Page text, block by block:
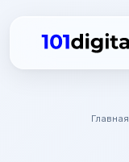
Главная